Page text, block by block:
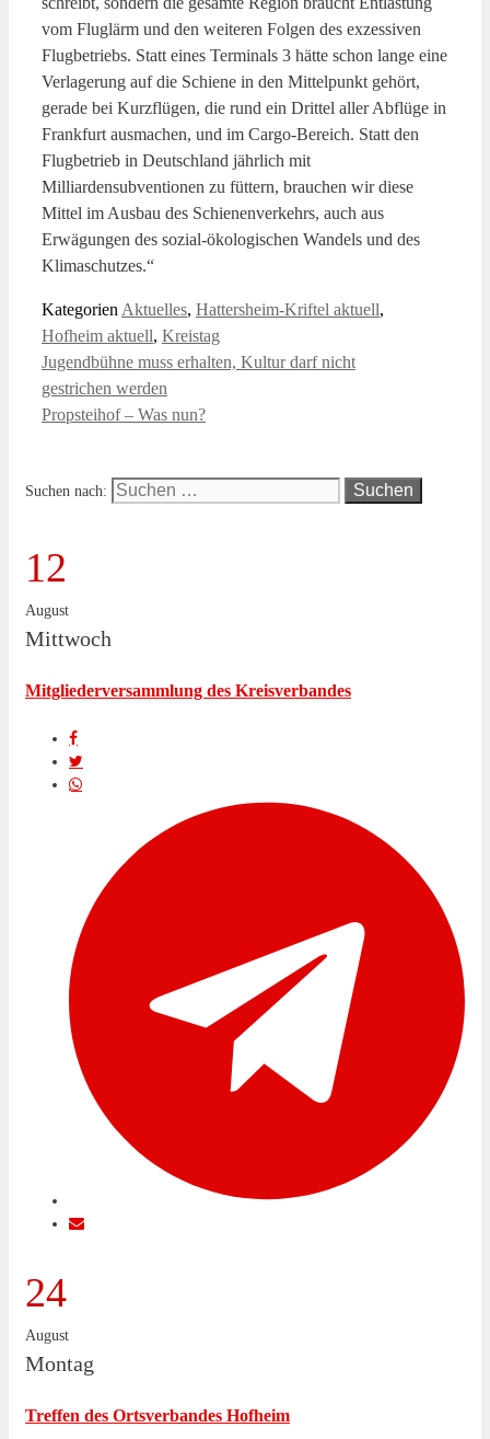
vom Fluglärm und den weiteren Folgen des exzessiven
Flugbetriebs. Statt eines Terminals 3 hätte schon lange eine
Verlagerung auf die Schiene in den Mittelpunkt gehört,
gerade bei Kurzflügen, die rund ein Drittel aller Abflüge in
Frankfurt ausmachen, und im Cargo-Bereich. Statt den
Flugbetrieb in Deutschland jährlich mit
Milliardensubventionen zu füttern, brauchen wir diese
Mittel im Ausbau des Schienenverkehrs, auch aus
Erwägungen des sozial-ökologischen Wandels und des
Klimaschutzes.“
Kategorien Aktuelles, Hattersheim-Kriftel aktuell,
Hofheim aktuell, Kreistag
Jugendbühne muss erhalten, Kultur darf nicht
gestrichen werden
Propsteihof – Was nun?
Suchen nach:
12
August
Mittwoch
Mitgliederversammlung des Kreisverbandes
24
August
Montag
Treffen des Ortsverbandes Hofheim